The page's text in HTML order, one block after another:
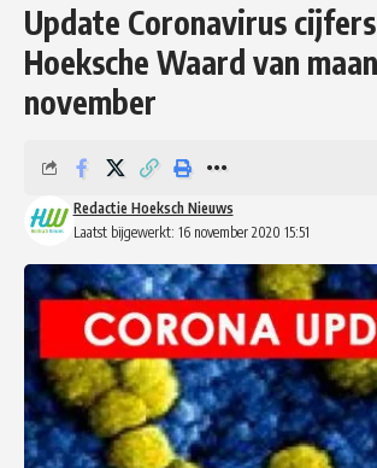
Update Coronavirus
Hoeksche Waard van
november
Laatst bijgewerkt: 16 november 2020 15:51
Redactie Hoeksch Nieuws